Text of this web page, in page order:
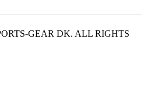
GEAR DK. ALL RIGHTS